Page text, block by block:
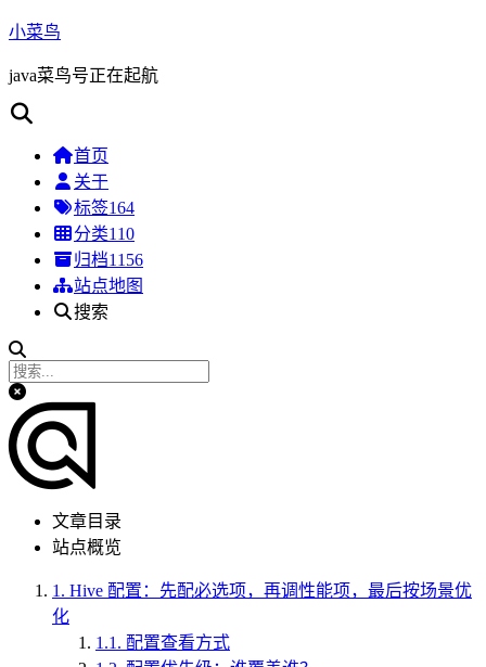
小菜鸟
java菜鸟号正在起航
首页
关于
标签164
分类110
归档1156
站点地图
搜索
文章目录
站点概览
1. Hive 配置：先配必选项，再调性能项，最后按场景优
化
1.1. 配置查看方式